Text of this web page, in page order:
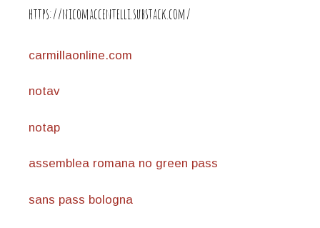
https://nicomaccentelli.substack.com/
carmillaonline.com
notav
notap
assemblea romana no green pass
sans pass bologna